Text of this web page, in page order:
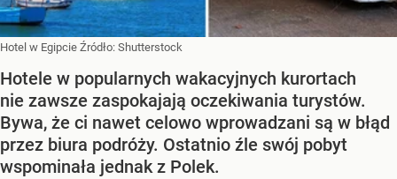
Hotel w Egipcie Źródło: Shutterstock
Hotele w popularnych wakacyjnych kurortach
nie zawsze zaspokajają oczekiwania turystów.
Bywa, że ci nawet celowo wprowadzani są w błąd
przez biura podróży. Ostatnio źle swój pobyt
wspominała jednak z Polek.